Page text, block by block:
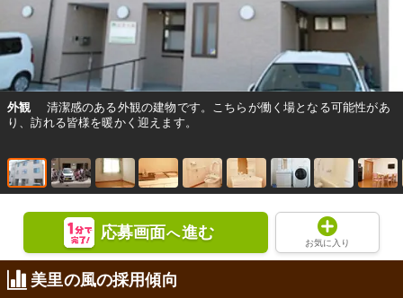
外観
清潔感のある外観の建物です。こちらが働く場となる可能性があ
り、訪れる皆様を暖かく迎えます。
応募画面へ進む
お気に入り
美里の風の採用傾向